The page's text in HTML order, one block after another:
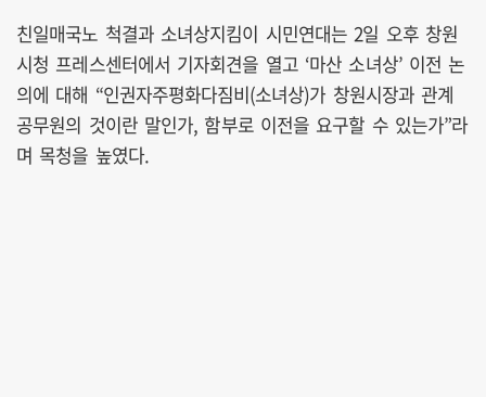
친일매국노 척결과 소녀상지킴이 시민연대는 2일 오후 창원
시청 프레스센터에서 기자회견을 열고 ‘마산 소녀상’ 이전 논
의에 대해 “인권자주평화다짐비(소녀상)가 창원시장과 관계
공무원의 것이란 말인가, 함부로 이전을 요구할 수 있는가”라
며 목청을 높였다.